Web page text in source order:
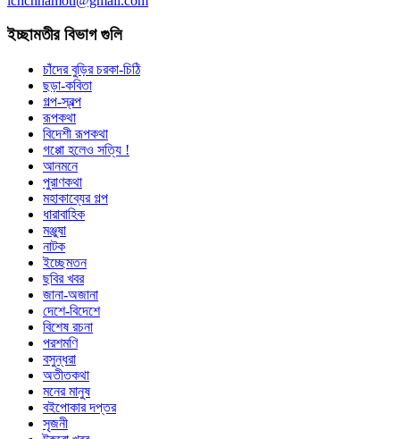
ইচ্ছামতীর বিভাগ গুলি
চাঁদের বুড়ির চরকা-চিঠি
ছড়া-কবিতা
গল্প-স্বল্প
রূপকথা
বিদেশী রূপকথা
গপ্পো হলেও সত্যি !
আনমনে
পুরাণকথা
মহাকাব্যের গল্প
ধারাবাহিক
মঞ্জুষা
নাটক
ইচ্ছেমতন
ছবির খবর
জানা-অজানা
দেশে-বিদেশে
বিশেষ রচনা
পরশমণি
বসুন্ধরা
অতীতকথা
মনের মানুষ
বইপোকার দপ্তর
সৃজনী